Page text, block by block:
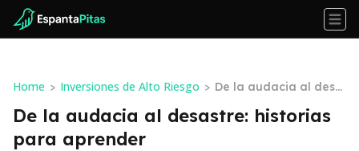
Home > Inversiones de Alto Riesgo > De la audacia al desa
stre: historias para ap
render
De la audacia al desastre: historias
para aprender